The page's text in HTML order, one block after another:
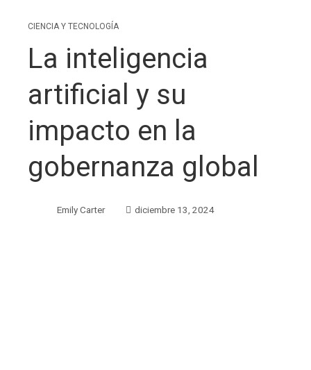
CIENCIA Y TECNOLOGÍA
La inteligencia
artificial y su
impacto en la
gobernanza global
Emily Carter diciembre 13, 2024